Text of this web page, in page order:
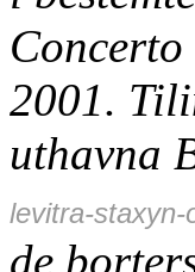
2001.
uthavna
levitra-staxyn-
de